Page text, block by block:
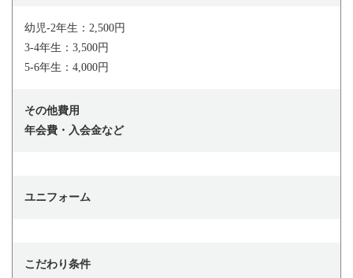
幼児-2年生：2,500円
3-4年生：3,500円
5-6年生：4,000円
その他費用
年会費・入会金など
ユニフォーム
こだわり条件